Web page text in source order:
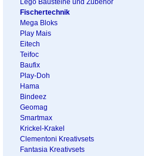
Lego Bausteine und Zubehör
Fischertechnik
Mega Bloks
Play Mais
Eitech
Teifoc
Baufix
Play-Doh
Hama
Bindeez
Geomag
Smartmax
Krickel-Krakel
Clementoni Kreativsets
Fantasia Kreativsets